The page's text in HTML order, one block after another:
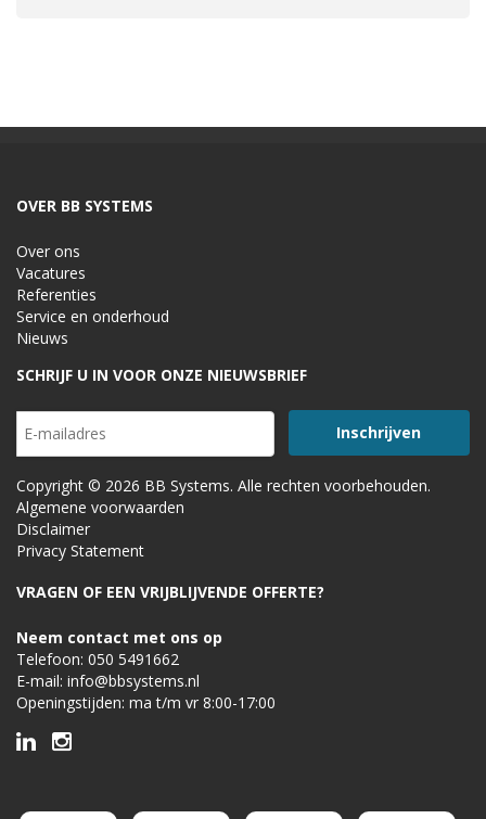
OVER BB SYSTEMS
Over ons
Vacatures
Referenties
Service en onderhoud
Nieuws
SCHRIJF U IN VOOR ONZE NIEUWSBRIEF
Copyright © 2026 BB Systems. Alle rechten voorbehouden.
Algemene voorwaarden
Disclaimer
Privacy Statement
VRAGEN OF EEN VRIJBLIJVENDE OFFERTE?
Neem contact met ons op
Telefoon: 050 5491662
E-mail: info@bbsystems.nl
Openingstijden: ma t/m vr 8:00-17:00